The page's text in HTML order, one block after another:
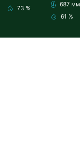
73 %
687 мм
61 %